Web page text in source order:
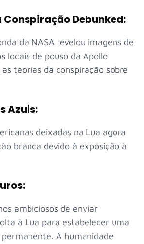
Conspiração Debunked:
da NASA revelou imagens de
locais de pouso da Apollo
teorias da conspiração sobre
Azuis:
deixadas na Lua agora
branca devido à exposição à
ambiciosos de enviar
à Lua para estabelecer uma
A humanidade